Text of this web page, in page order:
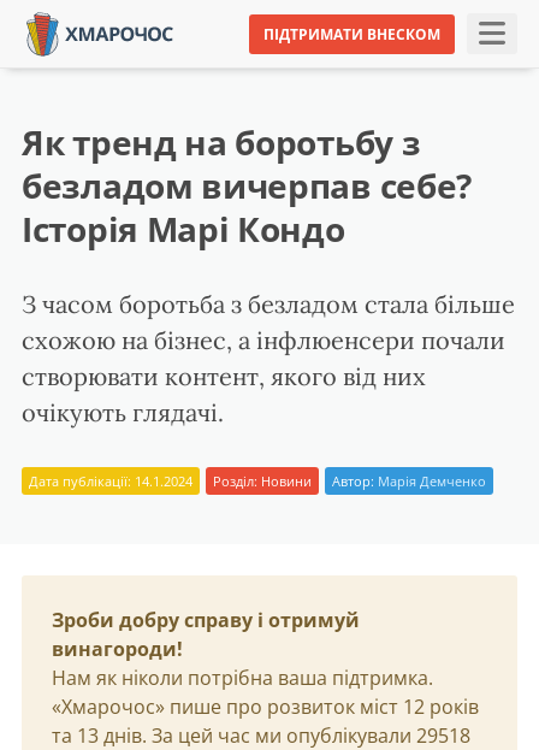
ПІДТРИМАТИ ВНЕСКОМ
Як тренд на боротьбу з
безладом вичерпав себе?
Історія Марі Кондо
З часом боротьба з безладом стала більше
схожою на бізнес, а інфлюенсери почали
створювати контент, якого від них
очікують глядачі.
Дата публікації: 14.1.2024 Розділ: Новини Автор: Марія Демченко
Зроби добру справу і отримуй
винагороди!
Нам як ніколи потрібна ваша підтримка.
«Хмарочос» пише про розвиток міст 12 років
та 13 днів. За цей час ми опублікували 29518